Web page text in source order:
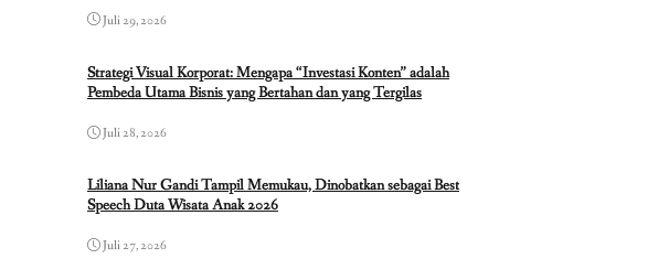
Juli 29, 2026
Strategi Visual Korporat: Mengapa “Investasi Konten” adalah
Pembeda Utama Bisnis yang Bertahan dan yang Tergilas
Juli 28, 2026
Liliana Nur Gandi Tampil Memukau, Dinobatkan sebagai Best
Speech Duta Wisata Anak 2026
Juli 27, 2026